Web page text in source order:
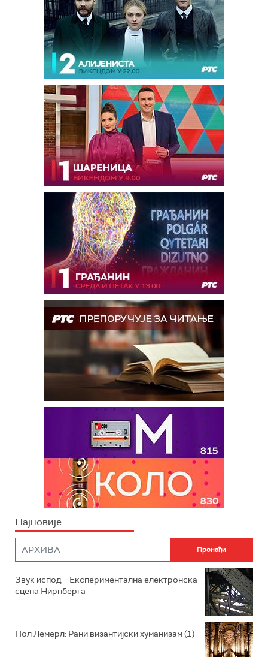
Најновије
Звук испод – Експериментална електронска
сцена Нирнберга
Пол Лемерл: Рани византијски хуманизам (1)